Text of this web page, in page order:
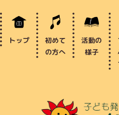
トップ
初めて
の方へ
活動の
様子